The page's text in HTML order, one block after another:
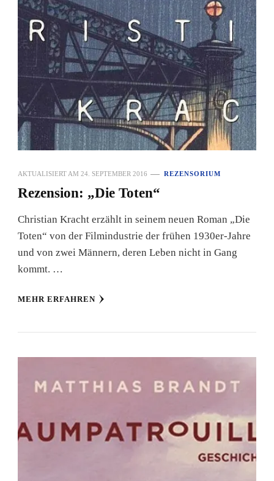
AKTUALISIERT AM 24. SEPTEMBER 2016 REZENSORIUM
Rezension: „Die Toten“
Christian Kracht erzählt in seinem neuen Roman „Die
Toten“ von der Filmindustrie der frühen 1930er-Jahre
und von zwei Männern, deren Leben nicht in Gang
kommt. …
MEHR ERFAHREN